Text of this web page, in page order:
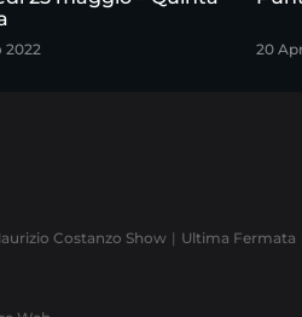
2022 20
Costanzo Show Ultima Fermata